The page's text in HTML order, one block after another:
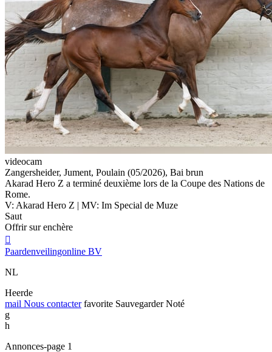
videocam
Zangersheider, Jument, Poulain (05/2026), Bai brun
Akarad Hero Z a terminé deuxième lors de la Coupe des Nations de
Rome.
V: Akarad Hero Z | MV: Im Special de Muze
Saut
Offrir sur enchère

Paardenveilingonline BV
NL
Heerde
mail Nous contacter favorite Sauvegarder Noté
g
h
Annonces-page 1